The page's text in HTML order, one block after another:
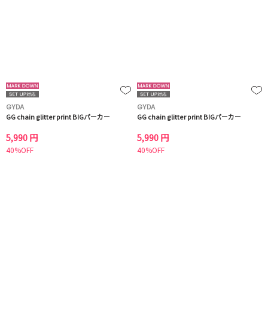
GYDA
GG chain glitter print BIGパーカー
5,990 円
40%OFF
GYDA
GG chain glitter print BIGパーカー
5,990 円
40%OFF